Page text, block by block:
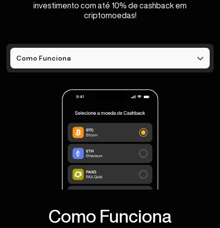
investimento com até 10% de cashback em
criptomoedas!
Como Funciona
O que é Cashback Cripto?
Como Funciona